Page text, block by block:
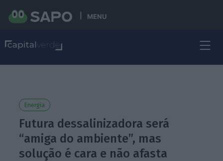
MENU
Energia
Futura dessalinizadora será
“amiga do ambiente”, mas
solução é cara e não afasta